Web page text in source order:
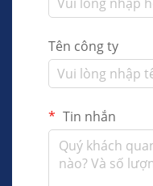
Tên công ty
Tin nhắn